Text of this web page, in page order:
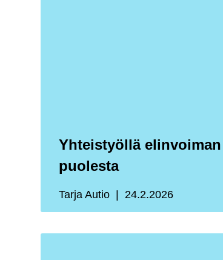
Yhteistyöllä elinvoiman
puolesta
Tarja Autio 24.2.2026